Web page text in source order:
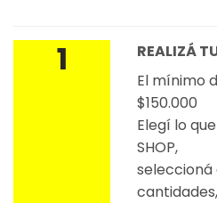
1
REALIZÁ
El mínimo
$150.000
Elegí lo
SHOP,